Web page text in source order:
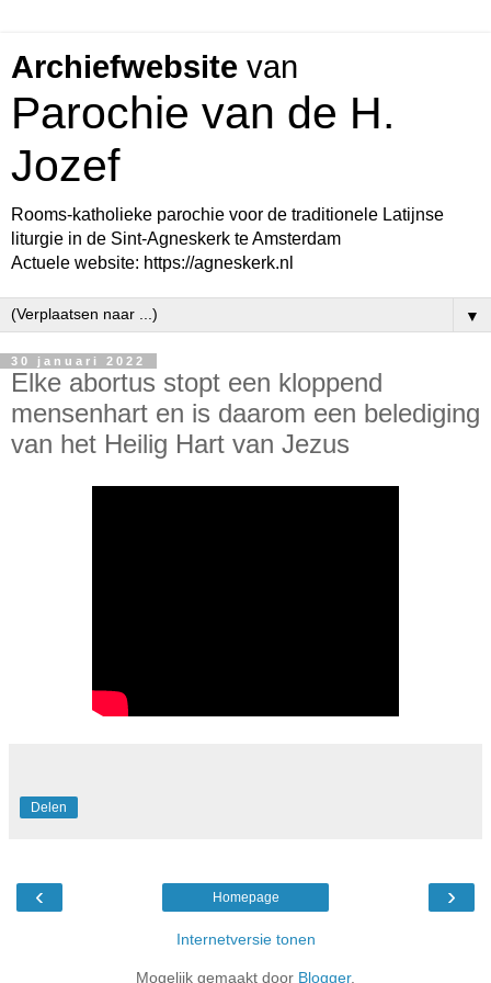
Archiefwebsite van
Parochie van de H.
Jozef
Rooms-katholieke parochie voor de traditionele Latijnse
liturgie in de Sint-Agneskerk te Amsterdam
Actuele website: https://agneskerk.nl
▼
30 januari 2022
Elke abortus stopt een kloppend
mensenhart en is daarom een belediging
van het Heilig Hart van Jezus
Delen
‹ ›
Homepage
Internetversie tonen
Mogelijk gemaakt door Blogger.